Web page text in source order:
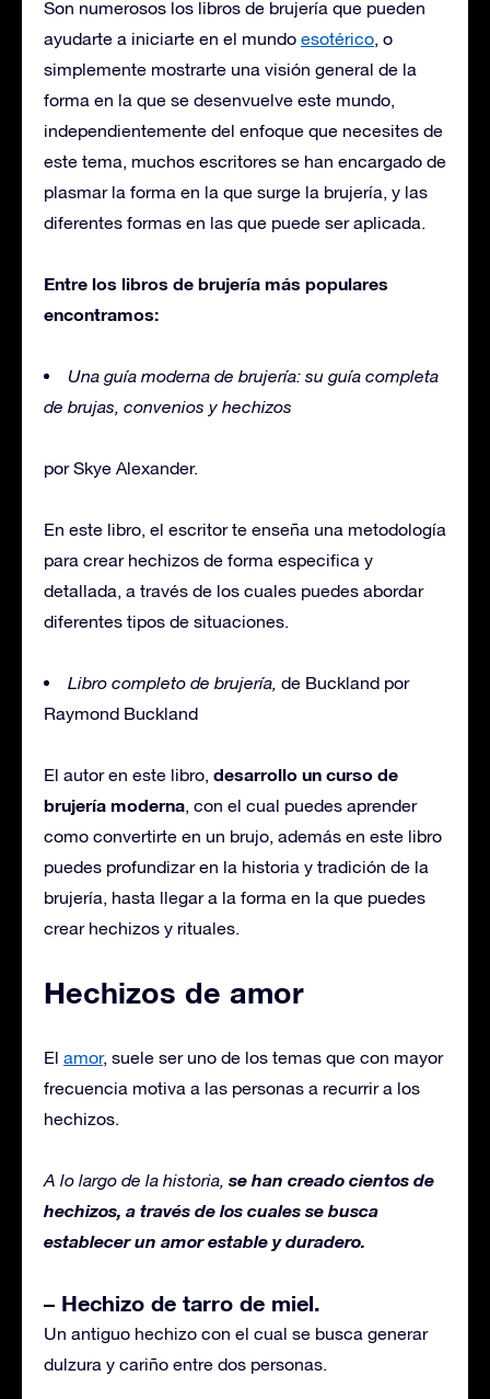
Son numerosos los libros de brujería que pueden
ayudarte a iniciarte en el mundo esotérico, o
simplemente mostrarte una visión general de la
forma en la que se desenvuelve este mundo,
independientemente del enfoque que necesites de
este tema, muchos escritores se han encargado de
plasmar la forma en la que surge la brujería, y las
diferentes formas en las que puede ser aplicada.
Entre los libros de brujería más populares
encontramos:
Una guía moderna de brujería: su guía completa
de brujas, convenios y hechizos
por Skye Alexander.
En este libro, el escritor te enseña una metodología
para crear hechizos de forma especifica y
detallada, a través de los cuales puedes abordar
diferentes tipos de situaciones.
Libro completo de brujería, de Buckland por
Raymond Buckland
El autor en este libro, desarrollo un curso de
brujería moderna, con el cual puedes aprender
como convertirte en un brujo, además en este libro
puedes profundizar en la historia y tradición de la
brujería, hasta llegar a la forma en la que puedes
crear hechizos y rituales.
Hechizos de amor
El amor, suele ser uno de los temas que con mayor
frecuencia motiva a las personas a recurrir a los
hechizos.
A lo largo de la historia, se han creado cientos de
hechizos, a través de los cuales se busca
establecer un amor estable y duradero.
– Hechizo de tarro de miel.
Un antiguo hechizo con el cual se busca generar
dulzura y cariño entre dos personas.